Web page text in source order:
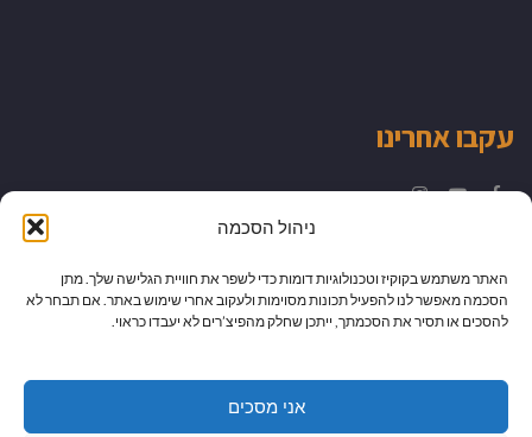
ניהול הסכמה
האתר משתמש בקוקיז וטכנולוגיות דומות כדי לשפר את חוויית הגלישה שלך. מתן
הסכמה מאפשר לנו להפעיל תכונות מסוימות ולעקוב אחרי שימוש באתר. אם תבחר לא
להסכים או תסיר את הסכמתך, ייתכן שחלק מהפיצ’רים לא יעבדו כראוי.
אני מסכים
עקבו אחרינו